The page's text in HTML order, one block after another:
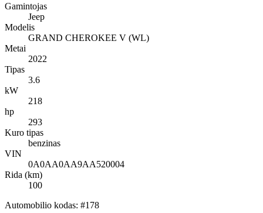
Gamintojas
Jeep
Modelis
GRAND CHEROKEE V (WL)
Metai
2022
Tipas
3.6
kW
218
hp
293
Kuro tipas
benzinas
VIN
0A0AA0AA9AA520004
Rida (km)
100
Automobilio kodas: #178